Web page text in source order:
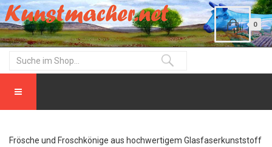
0
Frösche und Froschkönige aus hochwertigem Glasfaserkunststoff